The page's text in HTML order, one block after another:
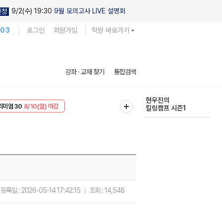
청 9/2(수) 19:30 9월 모의고사 LIVE 설명회
로그인 회원가입 학원 바로가기
강좌 · 교재 찾기 통합검색
미엄 30 8/10(월) 마감
현우진의
킬링캠프 시즌1
등록일 : 2026-05-14 17:42:15 조회 :14,548